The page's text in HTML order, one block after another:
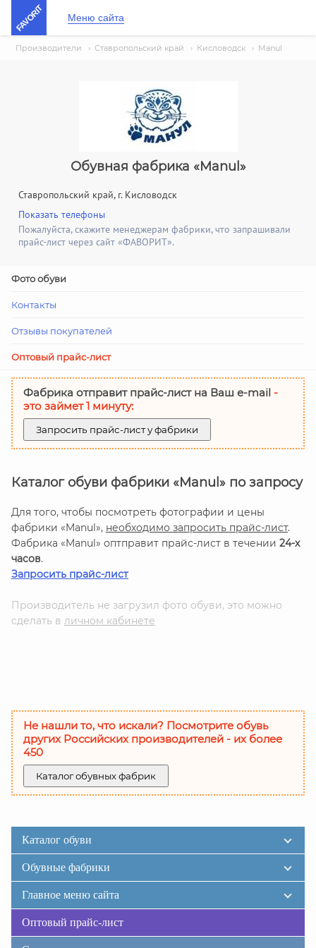
FAVORIT Меню сайта
Производители › Ставропольский край › Кисловодск › Manul
Обувная фабрика «Manul»
Ставропольский край, г. Кисловодск
Показать телефоны
Пожалуйста, скажите менеджерам фабрики, что запрашивали
прайс-лист через сайт «ФАВОРИТ».
Фото обуви
Контакты
Отзывы покупателей
Оптовый прайс-лист
Фабрика отправит прайс-лист на Ваш е-mail -
это займет 1 минуту:
Запросить прайс-лист у фабрики
Каталог обуви фабрики «Manul» по запросу
Для того, чтобы посмотреть фотографии и цены
фабрики «Manul», необходимо запросить прайс-лист.
Фабрика «Manul» оптправит прайс-лист в течении 24-х
часов.
Запросить прайс-лист
Производитель не загрузил фото обуви, это можно
сделать в личном кабинете
Не нашли то, что искали? Посмотрите обувь
других Российских производителей - их более
450
Каталог обувных фабрик
Каталог обуви
Обувные фабрики
Главное меню сайта
Оптовый прайс-лист